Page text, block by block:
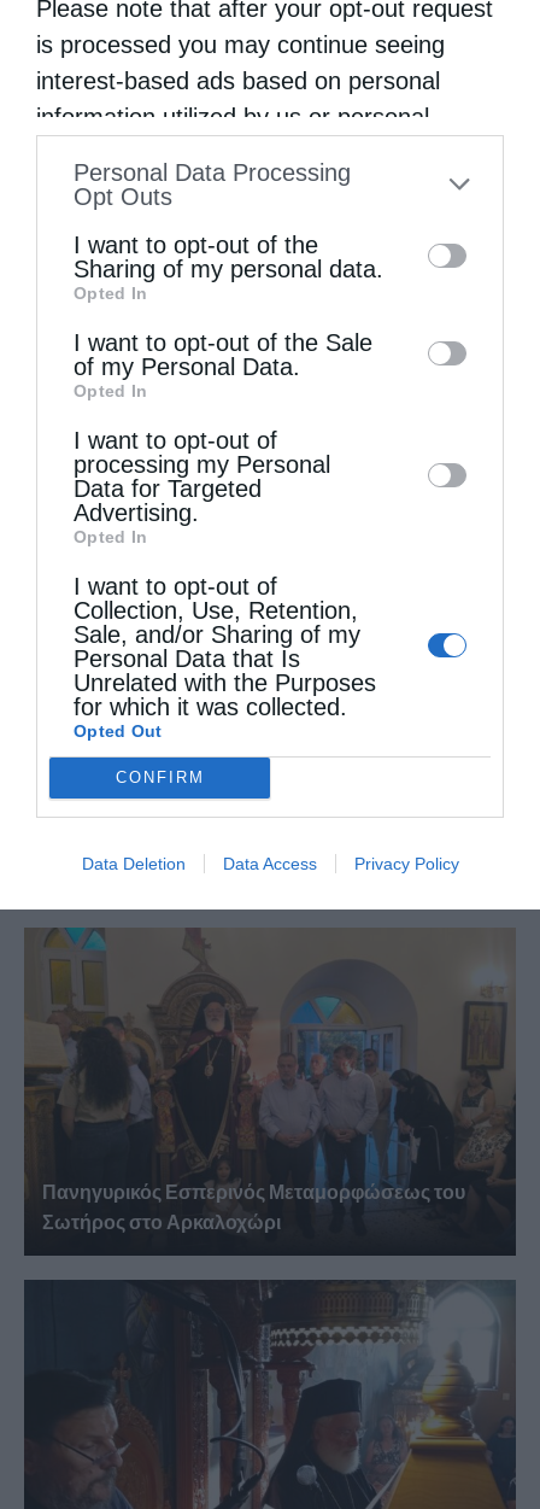
Please note that after your opt-out request
is processed you may continue seeing
interest-based ads based on personal
information utilized by us or personal
to your opt-out. You may separately opt-out
information by third parties on the IAB’s list
of downstream participants. This
information may also be disclosed by us to
third parties on theIAB’s List of
Downstream Participants
disclose it to other third parties.
Personal Data Processing
Opt Outs
I want to opt-out of the
Sharing of my personal data.
Opted In
I want to opt-out of the Sale
of my Personal Data.
Opted In
I want to opt-out of
processing my Personal
Data for Targeted
Advertising.
Opted In
I want to opt-out of
Collection, Use, Retention,
Sale, and/or Sharing of my
Personal Data that Is
Unrelated with the Purposes
for which it was collected.
Opted Out
CONFIRM
Data Deletion Data Access Privacy Policy
Δημητριάδος Ιγνάτιος: «Ο Χριστός μάς έδειξε το
μέλλον...
Κορίνθου Παύλος: Να γίνουμε μέτοχοι του φωτός
της...
Μεταμορφώσεως του Σωτήρος στο...
Πανηγυρικός Εσπερινός Μεταμορφώσεως του
Σωτήρος στο Αρκαλοχώρι